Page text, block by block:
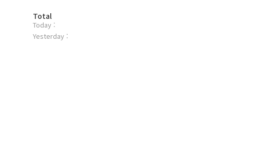
인
방
문
자
Total
Today :
Yesterday :